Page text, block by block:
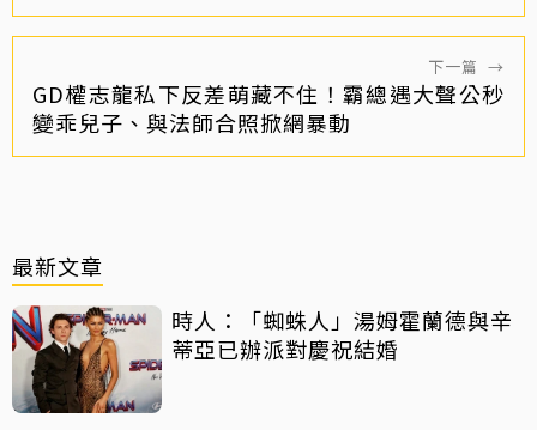
下一篇 →
GD權志龍私下反差萌藏不住！霸總遇大聲公秒
變乖兒子、與法師合照掀網暴動
最新文章
時人：「蜘蛛人」湯姆霍蘭德與辛
蒂亞已辦派對慶祝結婚